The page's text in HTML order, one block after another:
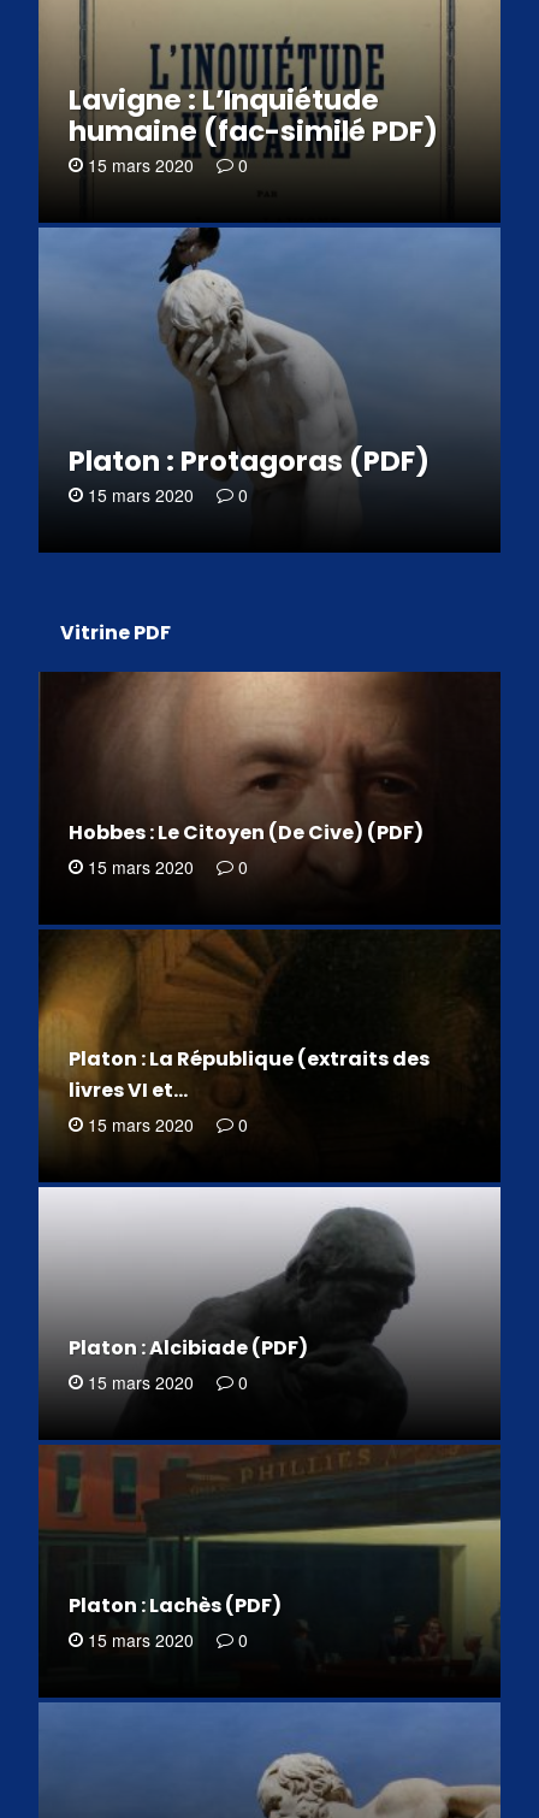
Lavigne : L’Inquiétude
humaine (fac-similé PDF)
15 mars 2020 0
Platon : Protagoras (PDF)
15 mars 2020 0
Vitrine PDF
Hobbes : Le Citoyen (De Cive) (PDF)
15 mars 2020 0
Platon : La République (extraits des
livres VI et…
15 mars 2020 0
Platon : Alcibiade (PDF)
15 mars 2020 0
Platon : Lachès (PDF)
15 mars 2020 0